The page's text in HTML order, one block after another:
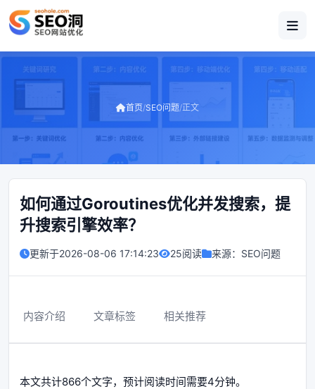
首页/SEO问题/正文
如何通过Goroutines优化并发搜索，提
升搜索引擎效率？
更新于2026-08-06 17:14:23 25阅读 来源： SEO问题
内容介绍 文章标签 相关推荐
本文共计866个文字，预计阅读时间需要4分钟。